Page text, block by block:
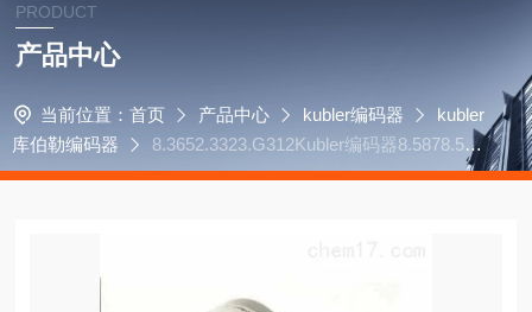
PRODUCT
产品中心
当前位置： 首页 产品中心 kubler编码器
kubler
库伯勒编码器
8.3652.3323.G312Kubler编码器8.5878.563
1.3112